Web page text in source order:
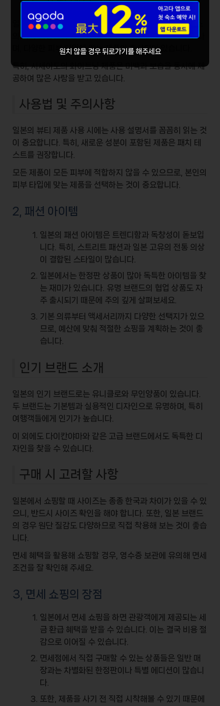
일본에서 꼭 사야 할 뷰티 아이템으로는 시세이도나 다이소
의 자사 화장품이 있습니다. 이들은 가격대비 성능이 뛰어나
며, 다양한 피부 타입에 맞는 제품이 출시되어 있습니다.
특히, 시세이도의 화이트닝 제품은 미백과 보습을 동시에 제
공하여 많은 사랑을 받고 있습니다.
사용법 및 주의사항
일본의 뷰티 제품 사용 시에는 사용 설명서를 꼼꼼히 읽는 것
이 중요합니다. 특히, 새로운 성분이 포함된 제품은 패치 테
스트를 권장합니다.
모든 제품이 모든 피부에 적합하지 않을 수 있으므로, 본인의
피부 타입에 맞는 제품을 선택하는 것이 중요합니다.
2, 패션 아이템
일본의 패션 아이템은 트렌디함과 독창성이 돋보입
니다. 특히, 스트리트 패션과 일본 고유의 전통 의상
이 결합된 스타일이 많습니다.
일본에서는 한정판 상품이 많아 독특한 아이템을 찾
는 재미가 있습니다. 유명 브랜드의 협업 상품도 자
주 출시되기 때문에 주의 깊게 살펴보세요.
기본 의류부터 액세서리까지 다양한 선택지가 있으
므로, 예산에 맞춰 적절한 쇼핑을 계획하는 것이 좋
습니다.
인기 브랜드 소개
일본의 인기 브랜드로는 유니클로와 무인양품이 있습니다.
두 브랜드는 기본템과 실용적인 디자인으로 유명하며, 특히
여행객들에게 인기가 높습니다.
이 외에도 다이칸야마와 같은 고급 브랜드에서도 독특한 디
자인을 찾을 수 있습니다.
구매 시 고려할 사항
일본에서 쇼핑할 때 사이즈는 종종 한국과 차이가 있을 수 있
으니, 반드시 사이즈 확인을 해야 합니다. 또한, 일본 브랜드
의 경우 원단 질감도 다양하므로 직접 착용해 보는 것이 좋습
니다.
면세 혜택을 활용해 쇼핑할 경우, 영수증 보관에 유의해 면세
조건을 잘 확인해 주세요.
3, 면세 쇼핑의 장점
일본에서 면세 쇼핑을 하면 관광객에게 제공되는 세
금 환급 혜택을 받을 수 있습니다. 이는 결국 비용 절
감으로 이어질 수 있습니다.
면세점에서 직접 구매할 수 있는 상품들은 일반 매
장과는 차별화된 한정판이나 특별 에디션이 많습니
다.
또한, 제품을 사기 전 직접 시착해볼 수 있기 때문에
원치 않을 경우 뒤로가기를 해주세요